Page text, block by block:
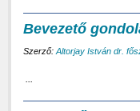
Bevezető
Szerző: Altorjay István dr.